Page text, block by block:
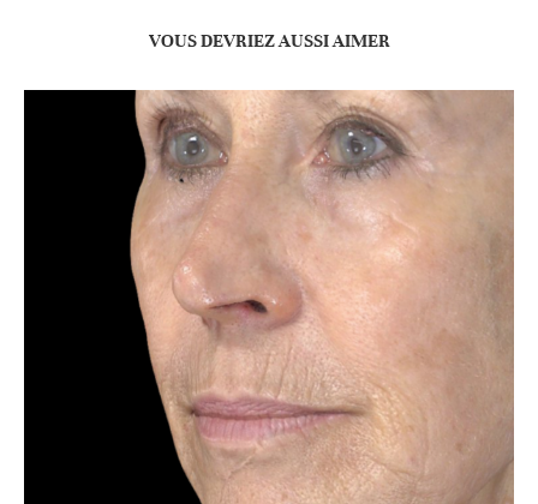
VOUS DEVRIEZ AUSSI AIMER